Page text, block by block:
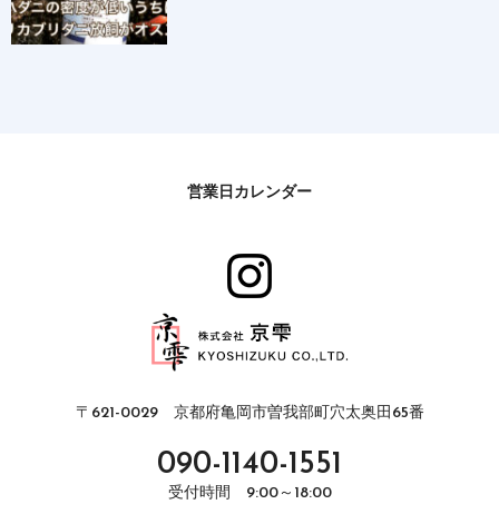
営業日カレンダー
〒621-0029 京都府亀岡市曽我部町穴太奥田65番
090-1140-1551
受付時間 9:00～18:00